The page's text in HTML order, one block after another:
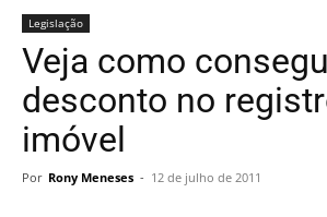
Legislação
Veja como
desconto no
imóvel
Por Rony Meneses - 12 de julho de 2011